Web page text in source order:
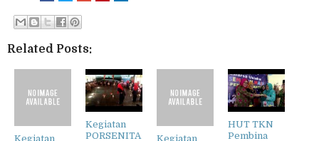
Related Posts:
Kegiatan
Kegiatan
PORSENITA
Kegiatan
HUT TKN
Pembina